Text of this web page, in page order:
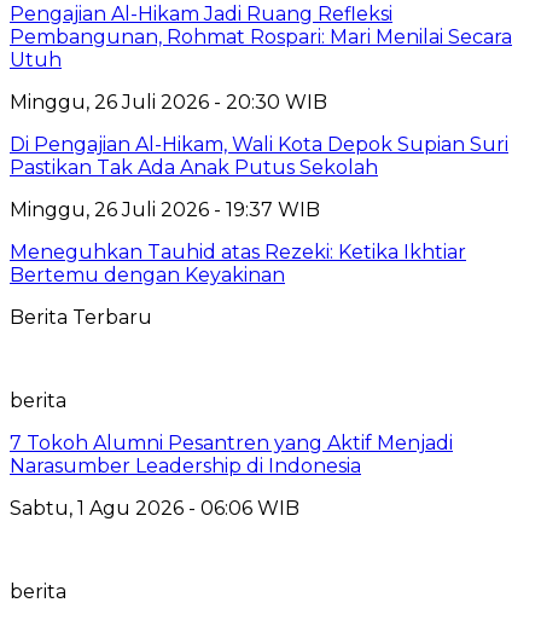
Pengajian Al-Hikam Jadi Ruang Refleksi
Pembangunan, Rohmat Rospari: Mari Menilai Secara
Utuh
Minggu, 26 Juli 2026 - 20:30 WIB
Di Pengajian Al-Hikam, Wali Kota Depok Supian Suri
Pastikan Tak Ada Anak Putus Sekolah
Minggu, 26 Juli 2026 - 19:37 WIB
Meneguhkan Tauhid atas Rezeki: Ketika Ikhtiar
Bertemu dengan Keyakinan
Berita Terbaru
berita
7 Tokoh Alumni Pesantren yang Aktif Menjadi
Narasumber Leadership di Indonesia
Sabtu, 1 Agu 2026 - 06:06 WIB
berita